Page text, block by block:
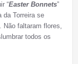
“Easter Bonnets”
da Torreira se
Não faltaram flores,
todos os